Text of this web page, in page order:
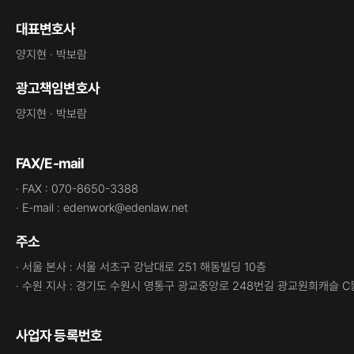
대표변호사
양지현 · 박보람
광고책임변호사
양지현 · 박보람
FAX/E-mail
· FAX : 070-8650-3388
· E-mail : edenwork@edenlaw.net
주소
· 서울 본사 : 서울 서초구 강남대로 251 해동빌딩 10층
· 수원 지사 : 경기도 수원시 영통구 광교중앙로 248번길 광교원희캐슬
사업자 등록번호